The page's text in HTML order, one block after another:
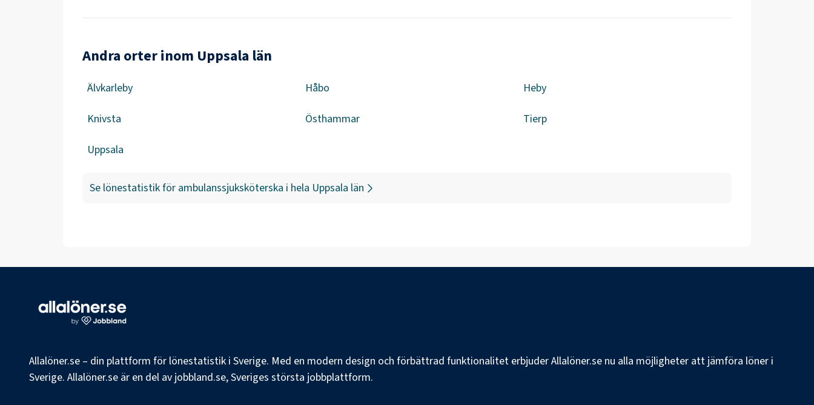
Andra orter inom Uppsala län
Älvkarleby Håbo Heby
Knivsta Östhammar Tierp
Uppsala
Se lönestatistik för ambulanssjuksköterska i hela Uppsala län
Allalöner.se – din plattform för lönestatistik i Sverige. Med en modern design och förbättrad funktionalitet erbjuder Allalöner.se nu alla möjligheter att jämföra löner i
Sverige. Allalöner.se är en del av jobbland.se, Sveriges största jobbplattform.